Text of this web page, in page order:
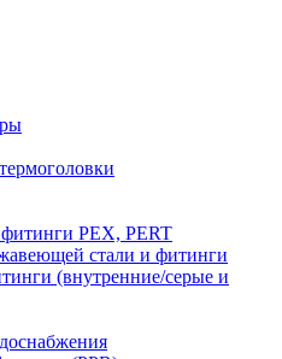
PEX, PERT
стали и фитинги
(внутренние/серые и